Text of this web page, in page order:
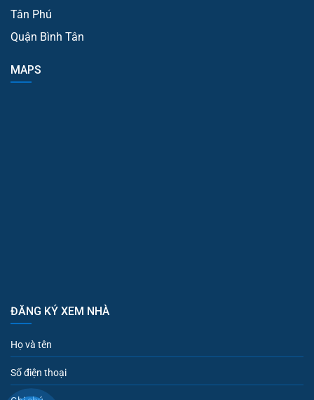
Tân Phú
Quận Bình Tân
MAPS
ĐĂNG KÝ XEM NHÀ